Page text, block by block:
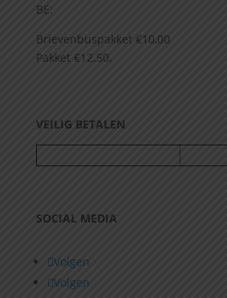
BE:
Brievenbuspakket €10,00
Pakket €12.50.
VEILIG BETALEN
SOCIAL MEDIA
Volgen
Volgen